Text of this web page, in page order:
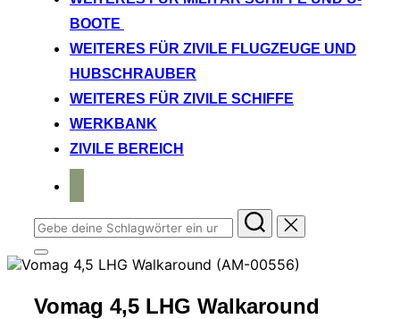
BOOTE
WEITERES FÜR ZIVILE FLUGZEUGE UND
HUBSCHRAUBER
WEITERES FÜR ZIVILE SCHIFFE
WERKBANK
ZIVILE BEREICH
Suchen
nach:
Seitenleiste
&
umschalten
Vomag 4,5 LHG Walkaround